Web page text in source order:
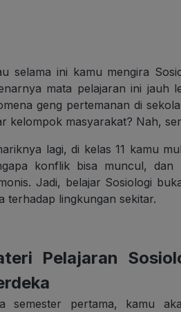
selama ini kamu mengira
mata pelajaran ini jauh
geng pertemanan di
kelompok masyarakat? Nah,
lagi, di kelas 11 kamu
konflik bisa muncul, dan
Jadi, belajar Sosiologi
terhadap lingkungan sekitar.
Pelajaran
semester pertama, kamu